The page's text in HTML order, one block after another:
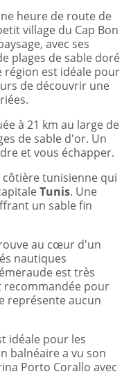
heure de route de
village du Cap Bon
avec ses
plages de sable doré
région est idéale pour
de découvrir une
à 21 km au large de
de sable d'or. Un
et vous échapper.
côtière tunisienne qui
Tunis. Une
un sable fin
au cœur d'un
nautiques
est très
recommandée pour
représente aucun
idéale pour les
balnéaire a vu son
Porto Corallo avec